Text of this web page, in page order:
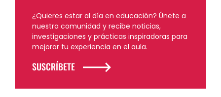
¿Quieres estar al día en educación? Únete a
nuestra comunidad y recibe noticias,
investigaciones y prácticas inspiradoras para
mejorar tu experiencia en el aula.
SUSCRÍBETE